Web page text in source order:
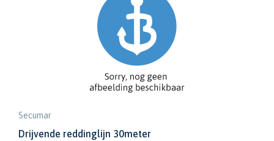
Secumar
Drijvende reddinglijn 30meter